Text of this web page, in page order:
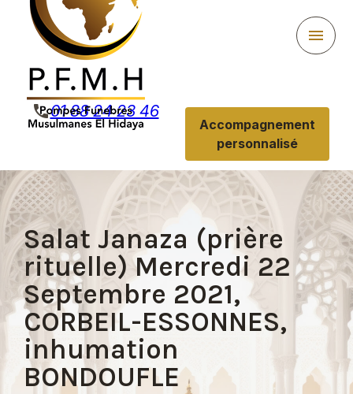
menu
phone01 88 24 23 46
Accompagnement
personnalisé
Salat Janaza (prière
rituelle) Mercredi 22
Septembre 2021,
CORBEIL-ESSONNES,
inhumation
BONDOUFLE
Panneau de gestion des cookies